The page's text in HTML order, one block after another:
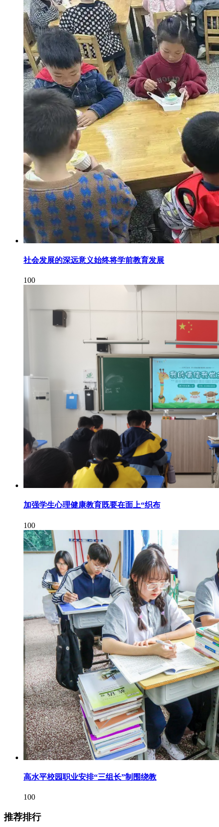
社会发展的深远意义始终将学前教育发展
100
加强学生心理健康教育既要在面上“织布
100
高水平校园职业安排“三组长”制围绕教
100
推荐排行